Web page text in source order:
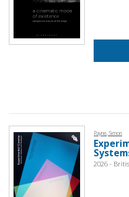
Payne, Simon
2026 -